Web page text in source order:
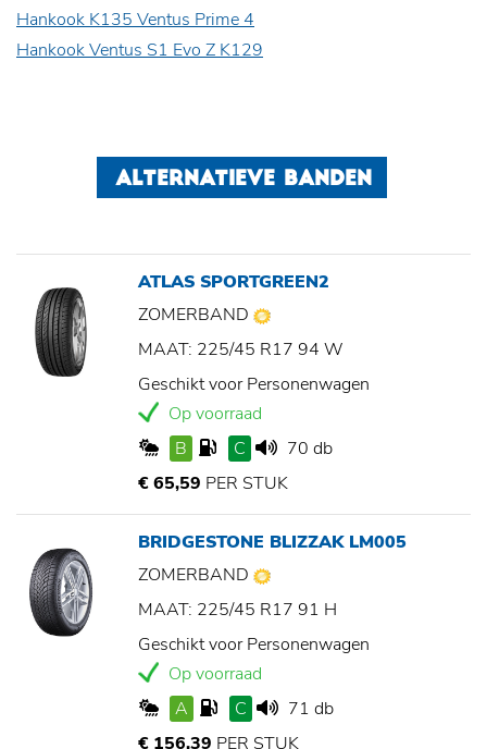
Hankook K135 Ventus Prime 4
Hankook Ventus S1 Evo Z K129
ALTERNATIEVE BANDEN
ATLAS SPORTGREEN2
ZOMERBAND
MAAT: 225/45 R17 94 W
Geschikt voor Personenwagen
Op voorraad
B
C
70 db
€ 65,59 PER STUK
BRIDGESTONE BLIZZAK LM005
ZOMERBAND
MAAT: 225/45 R17 91 H
Geschikt voor Personenwagen
Op voorraad
A
C
71 db
€ 156,39 PER STUK